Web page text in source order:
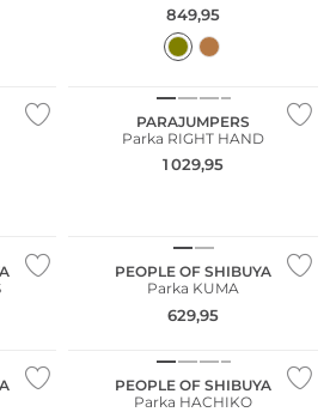
849,95
PARAJUMPERS
Parka RIGHT HAND
1 029,95
PEOPLE OF SHIBUYA
Parka KUMA
629,95
PEOPLE OF SHIBUYA
Parka HACHIKO